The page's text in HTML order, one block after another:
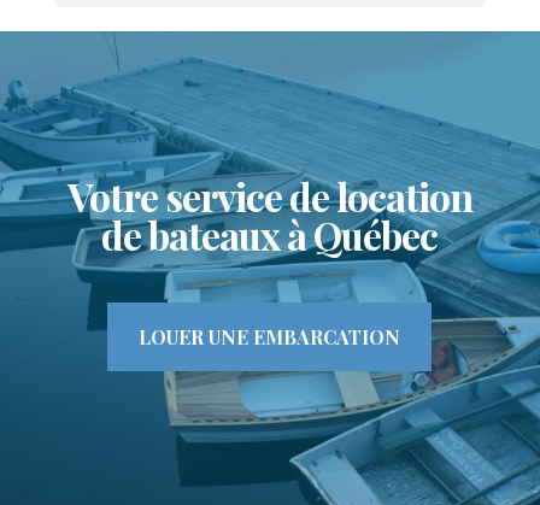
Votre service de location
de bateaux à Québec
LOUER UNE EMBARCATION